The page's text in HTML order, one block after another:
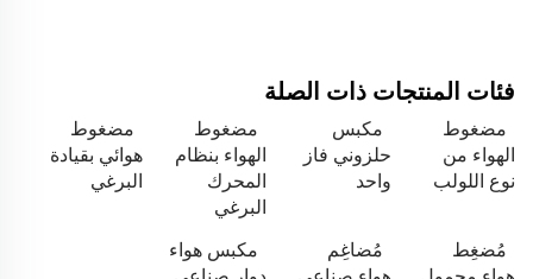
فئات المنتجات ذات الصلة
مضغوط
الهواء من
نوع اللولب
مكبس
حلزوني فاز
واحد
مضغوط
الهواء بنظام
المحرك
البرغي
مضغوط
هوائي بقيادة
البرغي
مُضغِط
مُضاغِم
مكبس هواء